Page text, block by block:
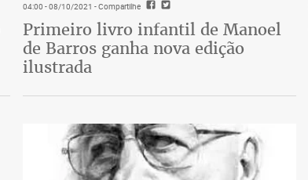
04:00 - 08/10/2021 - Compartilhe
Primeiro livro infantil de Manoel
de Barros ganha nova edição
ilustrada